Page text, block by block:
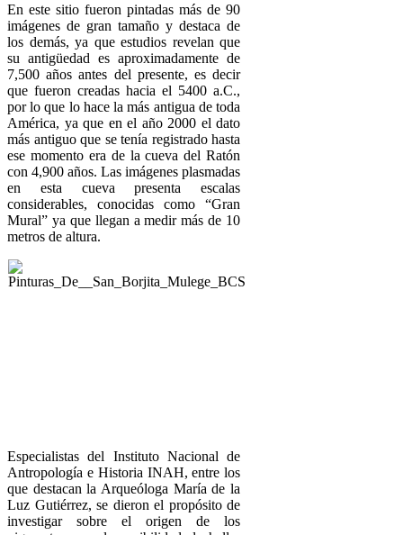
En este sitio fueron pintadas más de 90
imágenes de gran tamaño y destaca de
los demás, ya que estudios revelan que
su antigüedad es aproximadamente de
7,500 años antes del presente, es decir
que fueron creadas hacia el 5400 a.C.,
por lo que lo hace la más antigua de toda
América, ya que en el año 2000 el dato
más antiguo que se tenía registrado hasta
ese momento era de la cueva del Ratón
con 4,900 años. Las imágenes plasmadas
en esta cueva presenta escalas
considerables, conocidas como “Gran
Mural” ya que llegan a medir más de 10
metros de altura.
Especialistas del Instituto Nacional de
Antropología e Historia INAH, entre los
que destacan la Arqueóloga María de la
Luz Gutiérrez, se dieron el propósito de
investigar sobre el origen de los